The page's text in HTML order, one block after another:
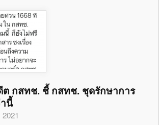
ต กสทช. ชี้ กสทช. ชุดรักษาการ
นี้